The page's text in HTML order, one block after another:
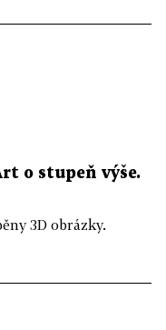
o stupeň výše.
3D obrázky.